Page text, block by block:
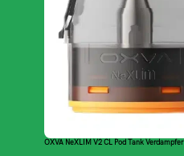
OXVA NeXLIM V2 CL Pod Tank Verdampfer